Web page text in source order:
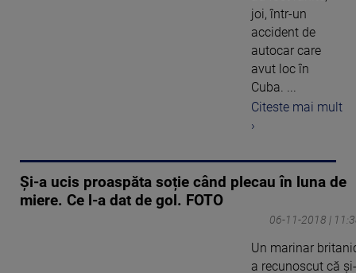
joi, într-un
accident de
autocar care
avut loc în
Cuba. ...
Citeste mai mult
›
Şi-a ucis proaspăta soție când plecau în luna de
miere. Ce l-a dat de gol. FOTO
06-11-2018 |
Un marinar
a recunoscut că şi-